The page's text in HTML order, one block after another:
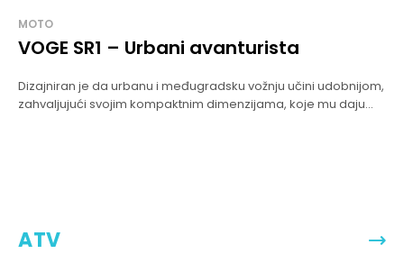
MOTO
VOGE SR1 – Urbani avanturista
Dizajniran je da urbanu i međugradsku vožnju učini udobnijom,
zahvaljujući svojim kompaktnim dimenzijama, koje mu daju...
ATV